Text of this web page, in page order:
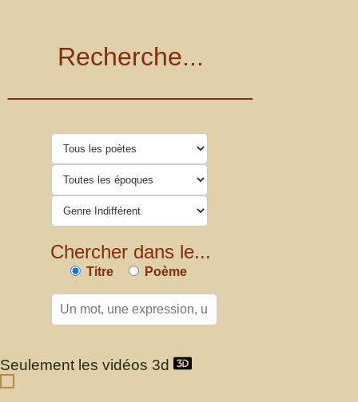
Recherche...
Chercher dans le...
Titre Poème
Seulement les vidéos 3d